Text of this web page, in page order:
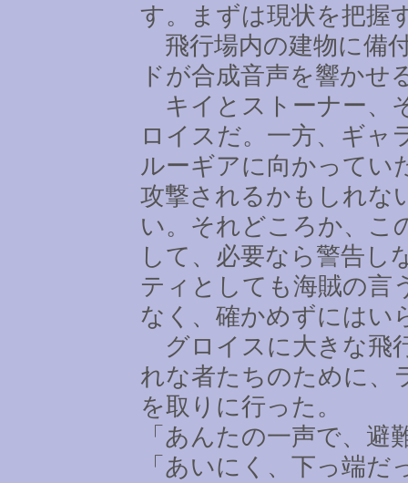
す。まずは現状を把握
飛行場内の建物に備
ドが合成音声を響かせ
キイとストーナー、
ロイスだ。一方、ギャ
ルーギアに向かってい
攻撃されるかもしれな
い。それどころか、こ
して、必要なら警告し
ティとしても海賊の言
なく、確かめずにはい
グロイスに大きな飛
れな者たちのために、
を取りに行った。
「あんたの一声で、
「あいにく、下っ端だ